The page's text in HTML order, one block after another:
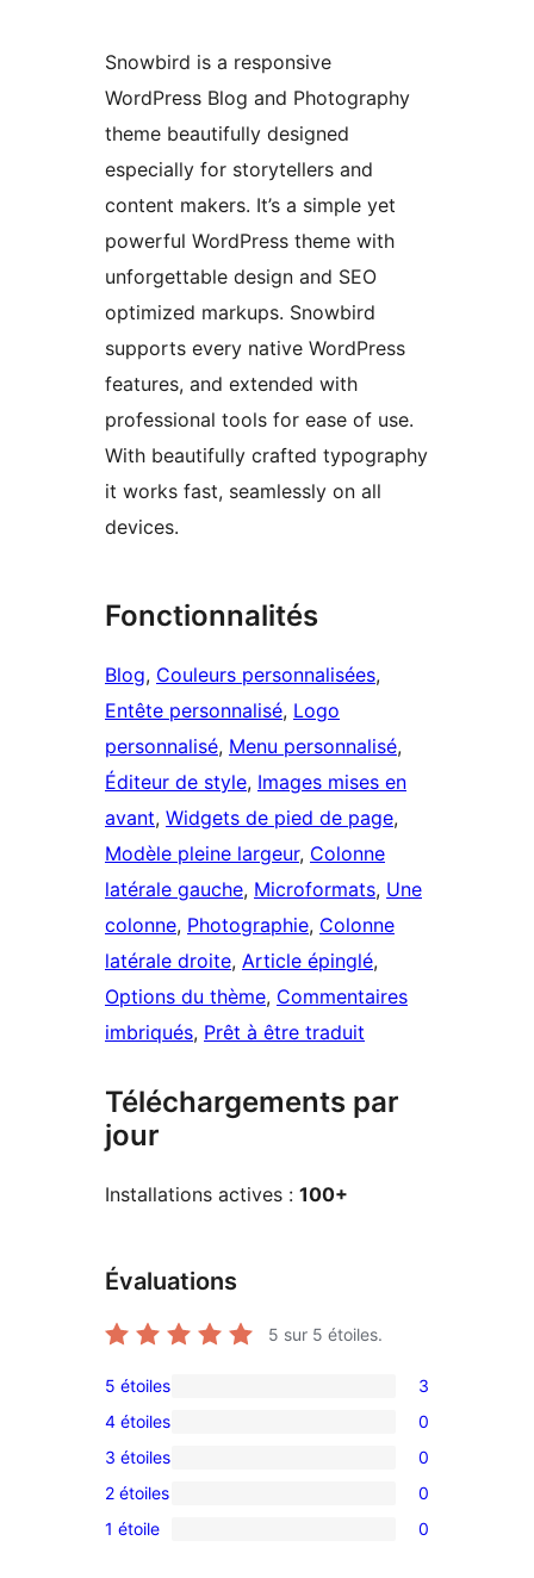
Snowbird is a responsive
WordPress Blog and Photography
theme beautifully designed
especially for storytellers and
content makers. It’s a simple yet
powerful WordPress theme with
unforgettable design and SEO
optimized markups. Snowbird
supports every native WordPress
features, and extended with
professional tools for ease of use.
With beautifully crafted typography
it works fast, seamlessly on all
devices.
Fonctionnalités
Blog, Couleurs personnalisées
Entête personnalisé, Logo
personnalisé, Menu personnalisé
Éditeur de style, Images mises en
avant, Widgets de pied de page
Modèle pleine largeur, Colonne
latérale gauche, Microformats, Une
colonne, Photographie, Colonne
latérale droite, Article épinglé
Options du thème, Commentaires
imbriqués, Prêt à être traduit
Téléchargements par
jour
Installations actives : 100+
Évaluations
5 sur 5 étoiles.
3
avis
à
5
étoiles
5 étoiles 3
0
avis
à
4
4 étoiles 0
0
avis
à
3 étoiles 0
0
avis
2 étoiles 0
0
1 étoile 0